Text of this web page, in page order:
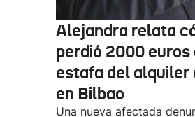
Alejandra relata
perdió 2000 euros
estafa del alquiler
en Bilbao
Una nueva afectada